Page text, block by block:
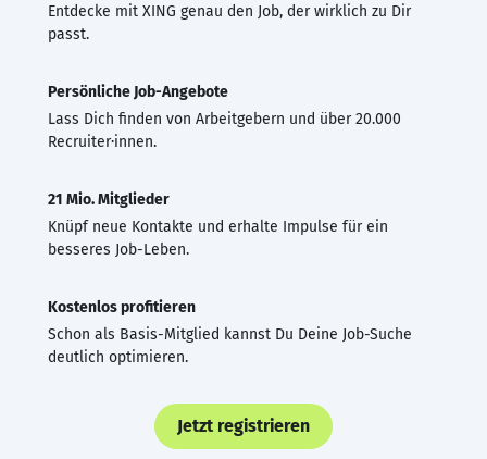
Entdecke mit XING genau den Job, der wirklich zu Dir
passt.
Persönliche Job-Angebote
Lass Dich finden von Arbeitgebern und über 20.000
Recruiter·innen.
21 Mio. Mitglieder
Knüpf neue Kontakte und erhalte Impulse für ein
besseres Job-Leben.
Kostenlos profitieren
Schon als Basis-Mitglied kannst Du Deine Job-Suche
deutlich optimieren.
Jetzt registrieren